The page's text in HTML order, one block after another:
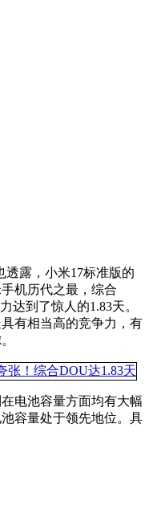
透露，小米17标准版的
机历代之最，综合
达到了惊人的1.83天。
有相当高的竞争力，有
电池容量方面均有大幅
容量处于领先地位。具